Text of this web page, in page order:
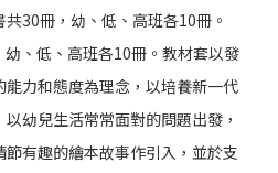
30冊，幼、低、高班各10冊。
、低、高班各10冊。教材套以發
力和態度為理念，以培養新一代
幼兒生活常常面對的問題出發，
有趣的繪本故事作引入，並於支